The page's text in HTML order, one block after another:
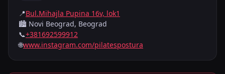
📍Bul.Mihajla Pupina 16v, lok1
🏙️ Novi Beograd, Beograd
📞+381692599912
🌐www.instagram.com/pilatespostura